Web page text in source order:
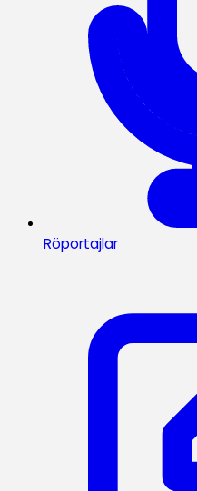
Röportajlar